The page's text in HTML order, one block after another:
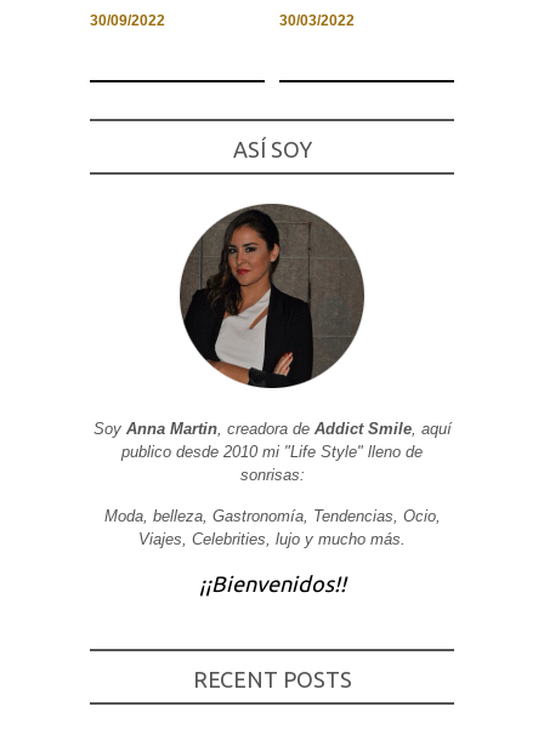
30/09/2022 30/03/2022
ASÍ SOY
Soy Anna Martin, creadora de Addict Smile, aquí
publico desde 2010 mi "Life Style" lleno de
sonrisas:
Moda, belleza, Gastronomía, Tendencias, Ocio,
Viajes, Celebrities, lujo y mucho más.
¡¡Bienvenidos!!
RECENT POSTS
funcionalidad